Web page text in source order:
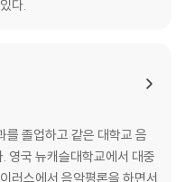
다.
졸업하고 같은 대학교 음
영국 뉴캐슬대학교에서 대중
러스에서 음악평론을 하면서